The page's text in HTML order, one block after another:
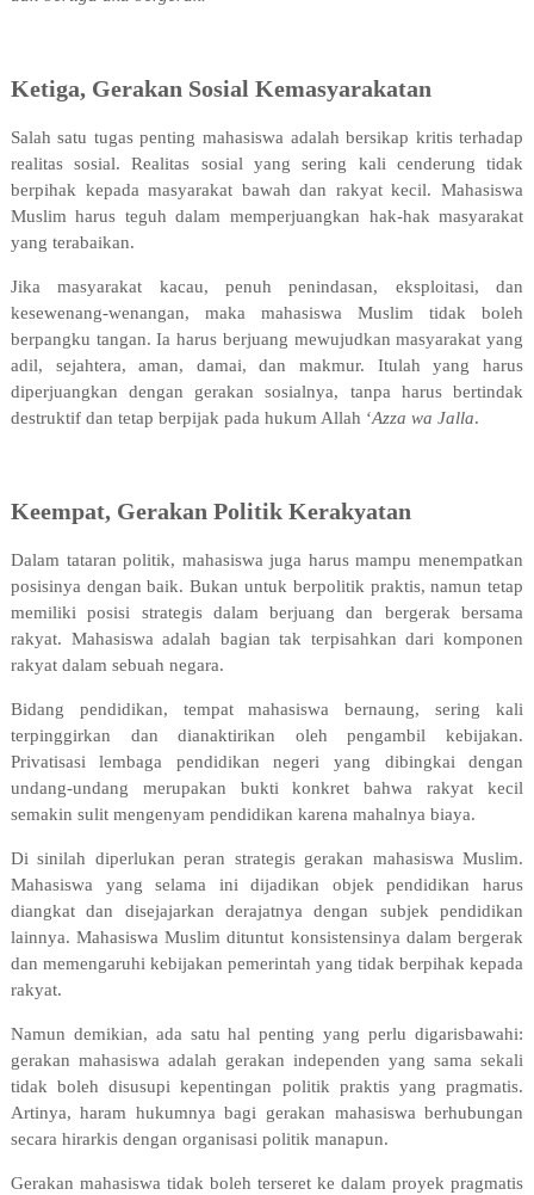
Ketiga, Gerakan Sosial Kemasyarakatan
Salah satu tugas penting mahasiswa adalah bersikap kritis terhadap
realitas sosial. Realitas sosial yang sering kali cenderung tidak
berpihak kepada masyarakat bawah dan rakyat kecil. Mahasiswa
Muslim harus teguh dalam memperjuangkan hak-hak masyarakat
yang terabaikan.
Jika masyarakat kacau, penuh penindasan, eksploitasi, dan
kesewenang-wenangan, maka mahasiswa Muslim tidak boleh
berpangku tangan. Ia harus berjuang mewujudkan masyarakat yang
adil, sejahtera, aman, damai, dan makmur. Itulah yang harus
diperjuangkan dengan gerakan sosialnya, tanpa harus bertindak
destruktif dan tetap berpijak pada hukum Allah ‘Azza wa Jalla.
Keempat, Gerakan Politik Kerakyatan
Dalam tataran politik, mahasiswa juga harus mampu menempatkan
posisinya dengan baik. Bukan untuk berpolitik praktis, namun tetap
memiliki posisi strategis dalam berjuang dan bergerak bersama
rakyat. Mahasiswa adalah bagian tak terpisahkan dari komponen
rakyat dalam sebuah negara.
Bidang pendidikan, tempat mahasiswa bernaung, sering kali
terpinggirkan dan dianaktirikan oleh pengambil kebijakan.
Privatisasi lembaga pendidikan negeri yang dibingkai dengan
undang-undang merupakan bukti konkret bahwa rakyat kecil
semakin sulit mengenyam pendidikan karena mahalnya biaya.
Di sinilah diperlukan peran strategis gerakan mahasiswa Muslim.
Mahasiswa yang selama ini dijadikan objek pendidikan harus
diangkat dan disejajarkan derajatnya dengan subjek pendidikan
lainnya. Mahasiswa Muslim dituntut konsistensinya dalam bergerak
dan memengaruhi kebijakan pemerintah yang tidak berpihak kepada
rakyat.
Namun demikian, ada satu hal penting yang perlu digarisbawahi:
gerakan mahasiswa adalah gerakan independen yang sama sekali
tidak boleh disusupi kepentingan politik praktis yang pragmatis.
Artinya, haram hukumnya bagi gerakan mahasiswa berhubungan
secara hirarkis dengan organisasi politik manapun.
Gerakan mahasiswa tidak boleh terseret ke dalam proyek pragmatis